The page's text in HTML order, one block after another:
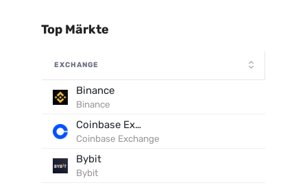
Top Märkte
EXCHANGE
Binance
Binance
Coinbase Exchange
Coinbase Exchange
Bybit
Bybit